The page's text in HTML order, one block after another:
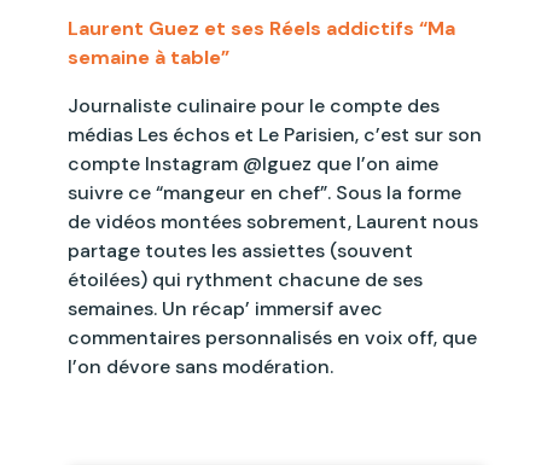
Laurent Guez et ses Réels addictifs “Ma
semaine à table”
Journaliste culinaire pour le compte des
médias Les échos et Le Parisien, c’est sur son
compte Instagram @lguez que l’on aime
suivre ce “mangeur en chef”. Sous la forme
de vidéos montées sobrement, Laurent nous
partage toutes les assiettes (souvent
étoilées) qui rythment chacune de ses
semaines. Un récap’ immersif avec
commentaires personnalisés en voix off, que
l’on dévore sans modération.